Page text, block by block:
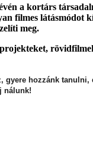
a kortárs
filmes látásmódot
meg.
hozzánk tanulni,
nálunk!